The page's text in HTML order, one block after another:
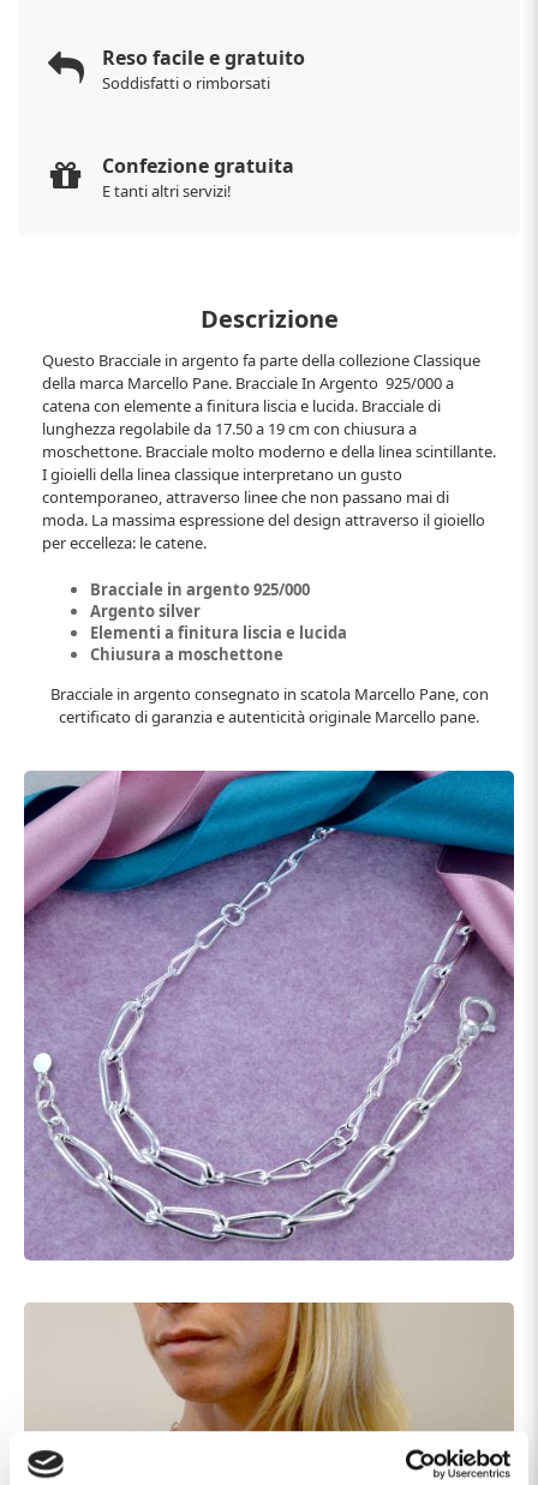
Reso facile e gratuito
Soddisfatti o rimborsati
Confezione gratuita
E tanti altri servizi!
Descrizione
Questo Bracciale in argento fa parte della collezione Classique
della marca Marcello Pane. Bracciale In Argento 925/000 a
catena con elemente a finitura liscia e lucida. Bracciale di
lunghezza regolabile da 17.50 a 19 cm con chiusura a
moschettone. Bracciale molto moderno e della linea scintillante.
I gioielli della linea classique interpretano un gusto
contemporaneo, attraverso linee che non passano mai di
moda. La massima espressione del design attraverso il gioiello
per eccelleza: le catene.
Bracciale in argento 925/000
Argento silver
Elementi a finitura liscia e lucida
Chiusura a moschettone
Bracciale in argento consegnato in scatola Marcello Pane, con
certificato di garanzia e autenticità originale Marcello pane.